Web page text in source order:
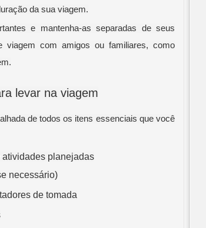
da sua viagem.
e mantenha-as separadas de seus
viagem com amigos ou familiares, como
levar na viagem
de todos os itens essenciais que você
planejadas
necessário)
de tomada